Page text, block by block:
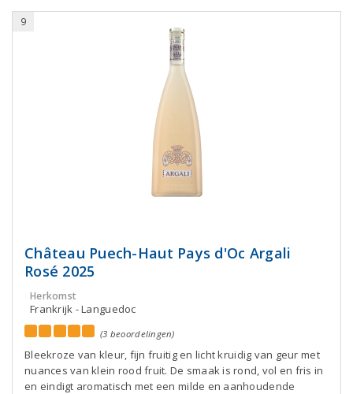
9
Château Puech-Haut Pays d'Oc Argali
Rosé 2025
Herkomst
Frankrijk - Languedoc
(3 beoordelingen)
Bleekroze van kleur, fijn fruitig en licht kruidig van geur met
nuances van klein rood fruit. De smaak is rond, vol en fris in
en eindigt aromatisch met een milde en aanhoudende